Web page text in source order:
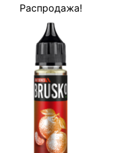
цена
составляла
300,00 ₽.
цена:
165,00 ₽.
Распродажа!